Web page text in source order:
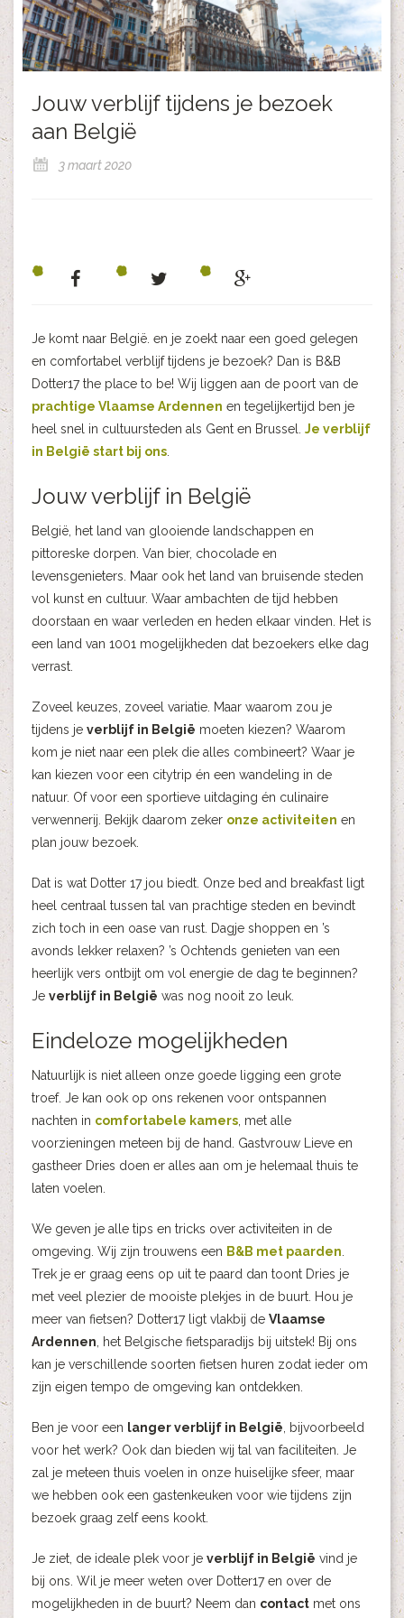
Jouw verblijf tijdens je bezoek
aan België
3 maart 2020
Je komt naar België. en je zoekt naar een goed gelegen
en comfortabel verblijf tijdens je bezoek? Dan is B&B
Dotter17 the place to be! Wij liggen aan de poort van de
prachtige Vlaamse Ardennen en tegelijkertijd ben je
heel snel in cultuursteden als Gent en Brussel. Je verblijf
in België start bij ons.
Jouw verblijf in België
België, het land van glooiende landschappen en
pittoreske dorpen. Van bier, chocolade en
levensgenieters. Maar ook het land van bruisende steden
vol kunst en cultuur. Waar ambachten de tijd hebben
doorstaan en waar verleden en heden elkaar vinden. Het is
een land van 1001 mogelijkheden dat bezoekers elke dag
verrast.
Zoveel keuzes, zoveel variatie. Maar waarom zou je
tijdens je verblijf in België moeten kiezen? Waarom
kom je niet naar een plek die alles combineert? Waar je
kan kiezen voor een citytrip én een wandeling in de
natuur. Of voor een sportieve uitdaging én culinaire
verwennerij. Bekijk daarom zeker onze activiteiten en
plan jouw bezoek.
Dat is wat Dotter 17 jou biedt. Onze bed and breakfast ligt
heel centraal tussen tal van prachtige steden en bevindt
zich toch in een oase van rust. Dagje shoppen en ’s
avonds lekker relaxen? ’s Ochtends genieten van een
heerlijk vers ontbijt om vol energie de dag te beginnen?
Je verblijf in België was nog nooit zo leuk.
Eindeloze mogelijkheden
Natuurlijk is niet alleen onze goede ligging een grote
troef. Je kan ook op ons rekenen voor ontspannen
nachten in comfortabele kamers, met alle
voorzieningen meteen bij de hand. Gastvrouw Lieve en
gastheer Dries doen er alles aan om je helemaal thuis te
laten voelen.
We geven je alle tips en tricks over activiteiten in de
omgeving. Wij zijn trouwens een B&B met paarden.
Trek je er graag eens op uit te paard dan toont Dries je
met veel plezier de mooiste plekjes in de buurt. Hou je
meer van fietsen? Dotter17 ligt vlakbij de Vlaamse
Ardennen, het Belgische fietsparadijs bij uitstek! Bij ons
kan je verschillende soorten fietsen huren zodat ieder om
zijn eigen tempo de omgeving kan ontdekken.
Ben je voor een langer verblijf in België, bijvoorbeeld
voor het werk? Ook dan bieden wij tal van faciliteiten. Je
zal je meteen thuis voelen in onze huiselijke sfeer, maar
we hebben ook een gastenkeuken voor wie tijdens zijn
bezoek graag zelf eens kookt.
Je ziet, de ideale plek voor je verblijf in België vind je
bij ons. Wil je meer weten over Dotter17 en over de
mogelijkheden in de buurt? Neem dan contact met ons